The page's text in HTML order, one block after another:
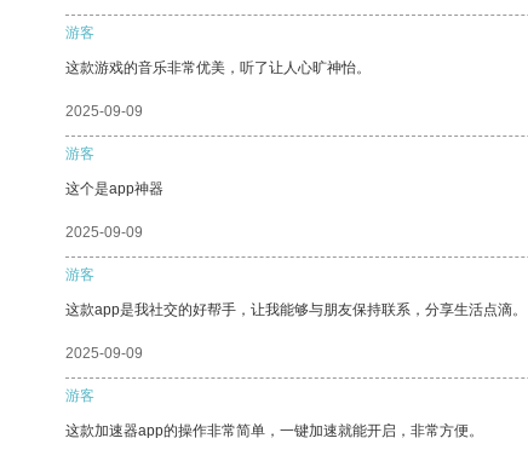
游客
这款游戏的音乐非常优美，听了让人心旷神怡。
2025-09-09
游客
这个是app神器
2025-09-09
游客
这款app是我社交的好帮手，让我能够与朋友保持联系，分享生活点滴。
2025-09-09
游客
这款加速器app的操作非常简单，一键加速就能开启，非常方便。